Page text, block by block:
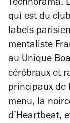
Technorama.
qui est du
labels
mentaliste
au Unique
cérébraux et
principaux de
menu, la
d’Heartbeat,